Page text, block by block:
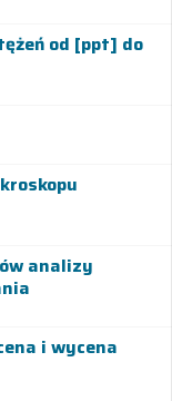
od [ppt] do
analizy
i wycena